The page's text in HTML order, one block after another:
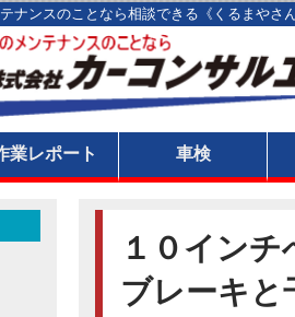
ナンスのことなら相談できる《くるまや
業レポート 車検
１０イン
ブレーキと